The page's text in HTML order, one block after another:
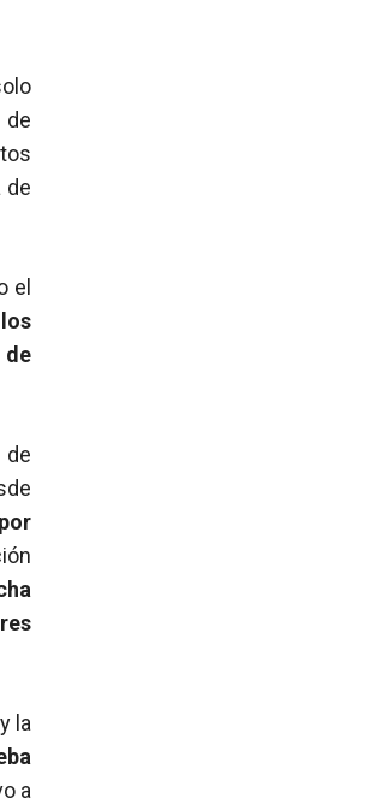
de
el
de
de
la
a